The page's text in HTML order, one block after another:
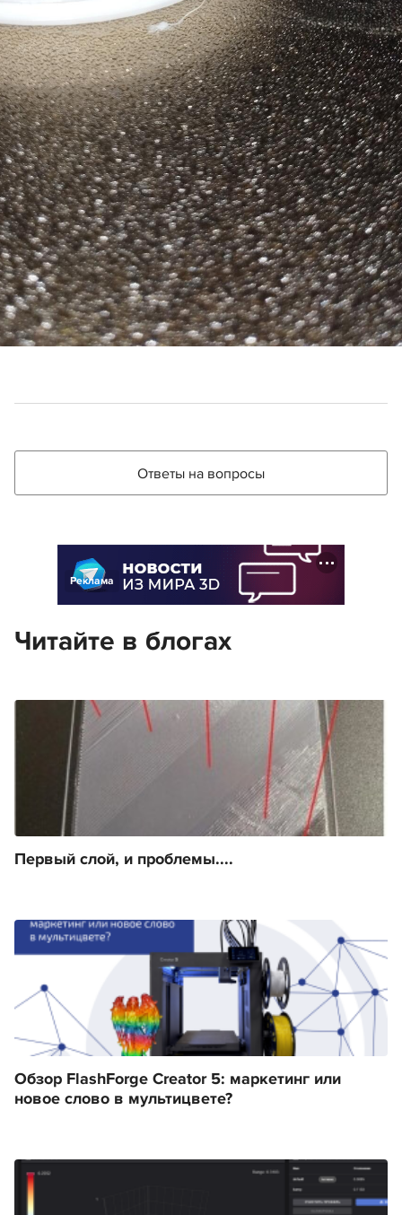
Ответы на вопросы
Реклама
Читайте в блогах
Первый слой, и проблемы....
Обзор FlashForge Creator 5: маркетинг или
новое слово в мультицвете?